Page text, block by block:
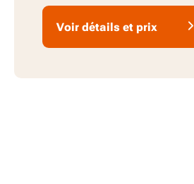
Voir détails et prix